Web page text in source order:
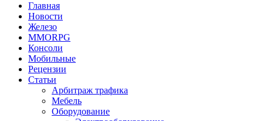
Главная
Новости
Железо
MMORPG
Консоли
Мобильные
Рецензии
Статьи
Арбитраж трафика
Мебель
Оборудование